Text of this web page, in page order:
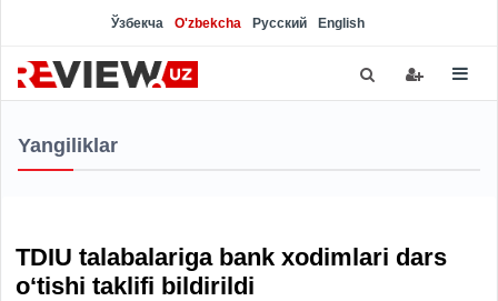
Ўзбекча O'zbekcha Русский English
Yangiliklar
TDIU talabalariga bank xodimlari dars
o‘tishi taklifi bildirildi